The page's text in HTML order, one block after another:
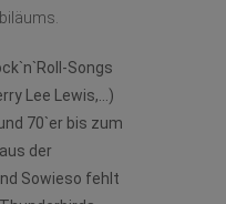
Songs
Lee Lewis,…)
70`er bis zum
der
Sowieso fehlt